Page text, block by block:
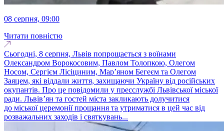
08 серпня, 09:00
Читати повністю
Сьогодні, 8 серпня, Львів попрощається з воїнами
Олександром Ворокосовим, Павлом Толопкою, Олегом
Носом, Сергієм Лісіциним, Марʼяном Бегеєм та Олегом
Заяцем, які віддали життя, захищаючи Україну від російських
окупантів. Про це повідомили у пресслужбі Львівської міської
ради. Львів’ян та гостей міста закликають долучитися
до міської церемонії прощання та утриматися в цей час від
розважальних заходів і святкувань...